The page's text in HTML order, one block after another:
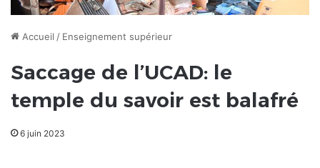
Accueil / Enseignement supérieur
Saccage de l’UCAD: le
temple du savoir est balafré
6 juin 2023